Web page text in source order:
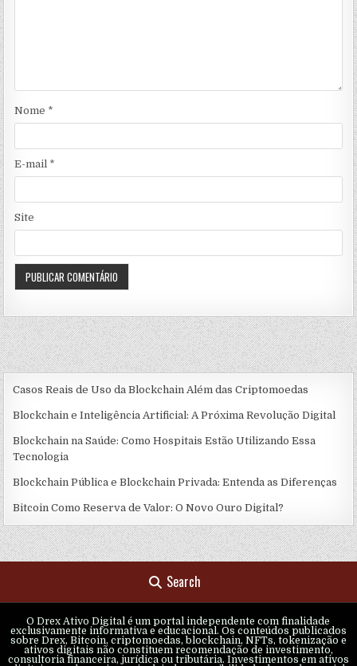
Nome *
E-mail *
Site
Casos Reais de Uso da Blockchain Além das Criptomoedas
Blockchain e Inteligência Artificial: A Próxima Revolução Digital
Blockchain na Saúde: Como Hospitais Estão Utilizando Essa
Tecnologia
Blockchain Pública e Blockchain Privada: Entenda as Diferenças
Bitcoin Como Reserva de Valor: O Novo Ouro Digital?
Search
O Drex Ativo Digital é um portal independente com finalidade
exclusivamente informativa e educacional. Os conteúdos publicados
sobre Drex, Bitcoin, criptomoedas, blockchain, NFTs, tokenização e
ativos digitais não constituem recomendação de investimento,
consultoria financeira, jurídica ou tributária. Investimentos em ativos